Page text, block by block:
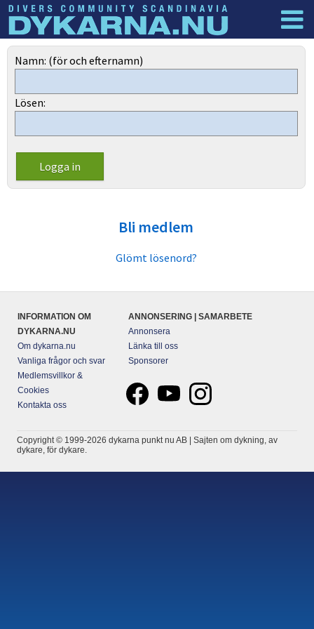
Dyknyheter
Namn: (för och efternamn)
Lösen:
Bli medlem
Glömt lösenord?
INFORMATION OM
DYKARNA.NU
Om dykarna.nu
Vanliga frågor och svar
Medlemsvillkor &
Cookies
Kontakta oss
ANNONSERING | SAMARBETE
Annonsera
Länka till oss
Sponsorer
Copyright © 1999-2026 dykarna punkt nu AB | Sajten om dykning, av
dykare, för dykare.